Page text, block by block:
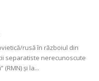
rusă în războiul din
separatiste nerecunoscute
și la...